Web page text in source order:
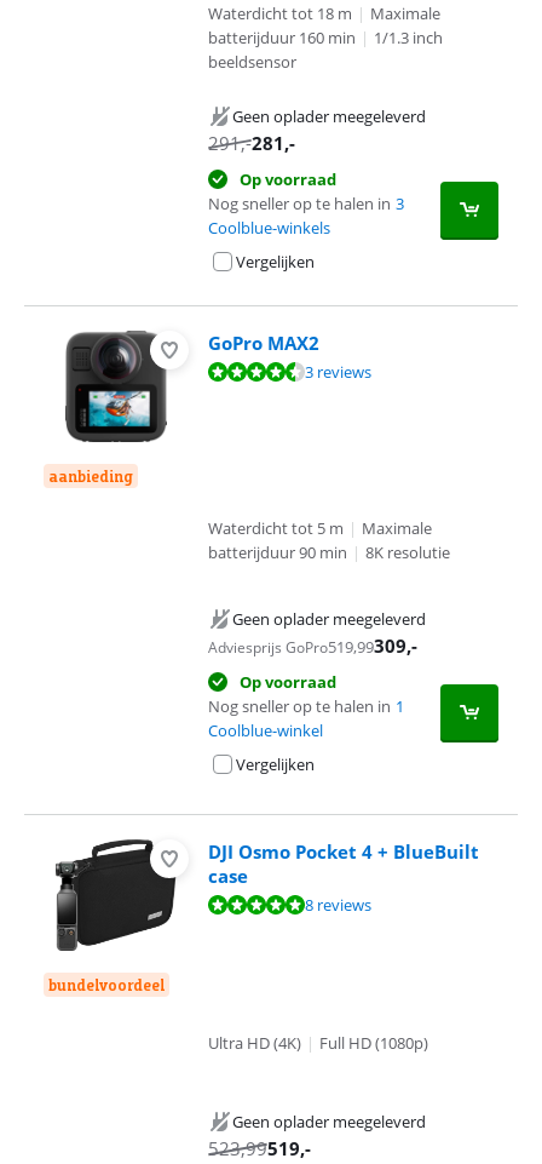
Waterdicht tot 18 m | Maximale
batterijduur 160 min | 1/1.3 inch
beeldsensor
Geen oplader meegeleverd
291,-281,-
Op voorraad
Nog sneller op te halen in 3
Coolblue-winkels
Vergelijken
aanbieding
GoPro MAX2
Beoordeling is 9,2 van de 10, gebaseerd op 3 reviews.
3 reviews
Waterdicht tot 5 m | Maximale
batterijduur 90 min | 8K resolutie
Geen oplader meegeleverd
Adviesprijs GoPro519,99309,-
Op voorraad
Nog sneller op te halen in 1
Coolblue-winkel
Vergelijken
bundelvoordeel
DJI Osmo Pocket 4 + BlueBuilt
case
Beoordeling is 9,6 van de 10, gebaseerd op 8 reviews.
8 reviews
Ultra HD (4K) | Full HD (1080p)
Geen oplader meegeleverd
523,99519,-